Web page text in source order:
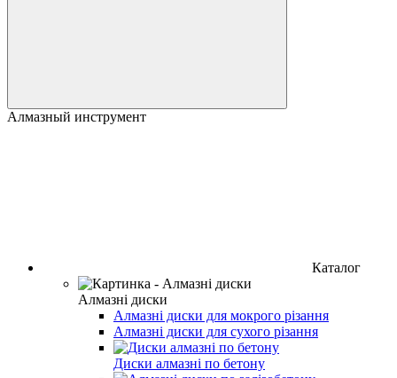
Алмазный инструмент
Каталог
Алмазні диски
Алмазні диски для мокрого різання
Алмазні диски для сухого різання
Диски алмазні по бетону